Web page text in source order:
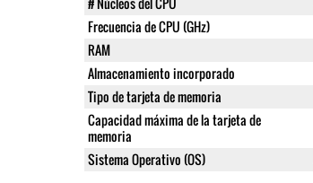
Frecuencia de CPU (GHz)
RAM
Almacenamiento incorporado
Tipo de tarjeta de memoria
Capacidad máxima de la tarjeta de
memoria
Sistema Operativo (OS)